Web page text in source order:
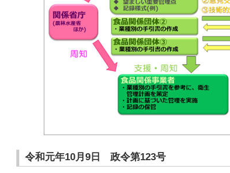
令和元年10月9日 政令第123号